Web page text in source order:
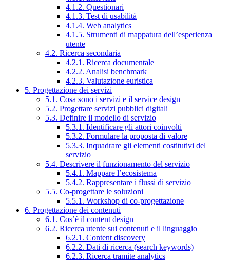
4.1.2. Questionari
4.1.3. Test di usabilità
4.1.4. Web analytics
4.1.5. Strumenti di mappatura dell’esperienza
utente
4.2. Ricerca secondaria
4.2.1. Ricerca documentale
4.2.2. Analisi benchmark
4.2.3. Valutazione euristica
5. Progettazione dei servizi
5.1. Cosa sono i servizi e il service design
5.2. Progettare servizi pubblici digitali
5.3. Definire il modello di servizio
5.3.1. Identificare gli attori coinvolti
5.3.2. Formulare la proposta di valore
5.3.3. Inquadrare gli elementi costitutivi del
servizio
5.4. Descrivere il funzionamento del servizio
5.4.1. Mappare l’ecosistema
5.4.2. Rappresentare i flussi di servizio
5.5. Co-progettare le soluzioni
5.5.1. Workshop di co-progettazione
6. Progettazione dei contenuti
6.1. Cos’è il content design
6.2. Ricerca utente sui contenuti e il linguaggio
6.2.1. Content discovery
6.2.2. Dati di ricerca (search keywords)
6.2.3. Ricerca tramite analytics